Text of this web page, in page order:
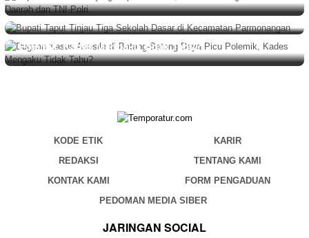
Parmonangan
Dugaan Kasus Asusila di Batang-Batang Daya Picu
Polemik, Kades Mengaku Tidak Tahu?
KODE ETIK
KARIR
REDAKSI
TENTANG KAMI
KONTAK KAMI
FORM PENGADUAN
PEDOMAN MEDIA SIBER
JARINGAN SOCIAL